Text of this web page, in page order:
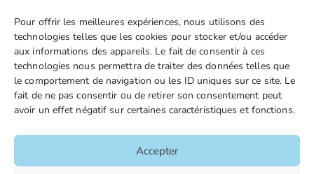
Pour offrir les meilleures expériences, nous utilisons des
technologies telles que les cookies pour stocker et/ou accéder
aux informations des appareils. Le fait de consentir à ces
technologies nous permettra de traiter des données telles que
le comportement de navigation ou les ID uniques sur ce site. Le
fait de ne pas consentir ou de retirer son consentement peut
avoir un effet négatif sur certaines caractéristiques et fonctions.
Accepter
Nos partenaires
Gestion des cookies
FGTA-FO / 15 avenue Victor Hugo – 92170 Vanves / 01 86
Accueil